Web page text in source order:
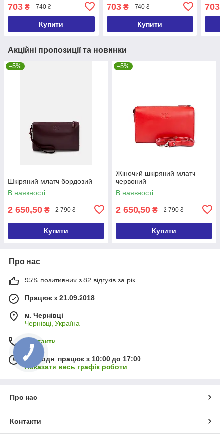
комплекті
703 ₴ 740 ₴
Купити
комплекті
703₴ 740 ₴
Купити
703
Акційні пропозиції та новинки
–5%
Шкіряний млатч бордовий
В наявності
2 650,50 ₴ 2 790 ₴
Купити
–5%
Жіночий шкіряний млатч
червоний
В наявності
2 650,50 ₴ 2 790 ₴
Купити
Про нас
95% позитивних з 82 відгуків за рік
Працює з 21.09.2018
м. Чернівці
Чернівці, Україна
Контакти
Сьогодні працює з 10:00 до 17:00
Показати весь графік роботи
Про нас
Контакти